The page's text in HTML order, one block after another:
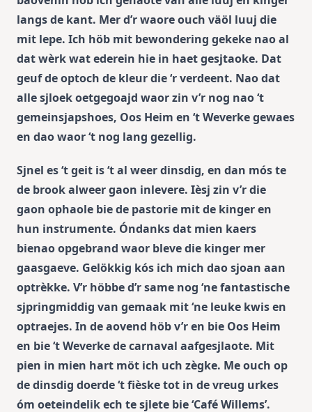
langs de kant. Mer d’r waore ouch väöl luuj die
mit lepe. Ich höb mit bewondering gekeke nao al
dat wèrk wat ederein hie in haet gesjtaoke. Dat
geuf de optoch de kleur die ‘r verdeent. Nao dat
alle sjloek oetgegoajd waor zin v’r nog nao ‘t
gemeinsjapshoes, Oos Heim en ‘t Weverke gewaes
en dao waor ‘t nog lang gezellig.
Sjnel es ‘t geit is ‘t al weer dinsdig, en dan mós te
de brook alweer gaon inlevere. Ièsj zin v’r die
gaon ophaole bie de pastorie mit de kinger en
hun instrumente. Óndanks dat mien kaers
bienao opgebrand waor bleve die kinger mer
gaasgaeve. Gelökkig kós ich mich dao sjoan aan
optrèkke. V’r höbbe d’r same nog ‘ne fantastische
sjpringmiddig van gemaak mit ‘ne leuke kwis en
optraejes. In de aovend höb v’r en bie Oos Heim
en bie ‘t Weverke de carnaval aafgesjlaote. Mit
pien in mien hart möt ich uch zègke. Me ouch op
de dinsdig doerde ‘t fièske tot in de vreug urkes
óm oeteindelik ech te sjlete bie ‘Café Willems’.